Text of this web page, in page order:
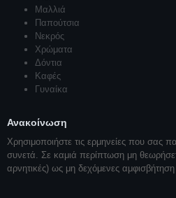
Μαλλιά
Παπούτσια
Νεκρός
Χρώματα
Δόντια
Καφές
Γυναίκα
Ανακοίνωση
Χρησιμοποιήστε τις ερμηνείες που σας
συνετά. Σε καμιά περίπτωση μη
αρνητικές) ως μη δεχόμενες